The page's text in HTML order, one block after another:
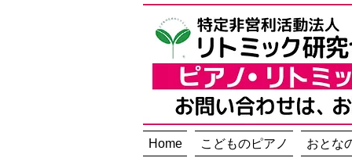
Home こどものピアノ おとな